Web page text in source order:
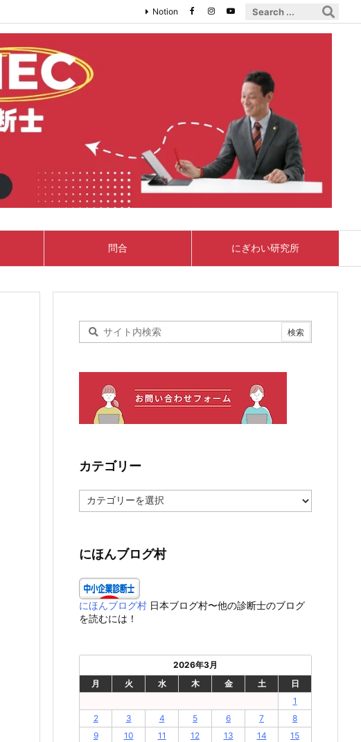
問合 にぎわい研究所
Notion
カテゴリー
テ
ー
にほんブログ村
にほんブログ村 日本ブログ村〜他の診断士のブログ
を読むには！
2026年3月
月
火 水 木 金 土
日
1
2
3 4 5 6 7
8
9
10 11 12 13 14
15